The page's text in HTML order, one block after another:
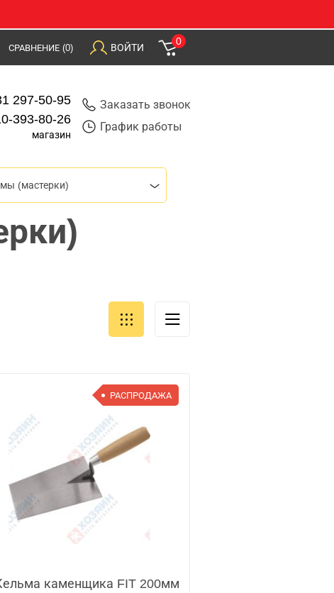
СРАВНЕНИЕ (0) ВОЙТИ
0
297-50-95
393-80-26
магазин
Заказать звонок
График работы
(мастерки)
РАСПРОДАЖА
каменщика FIT 200мм